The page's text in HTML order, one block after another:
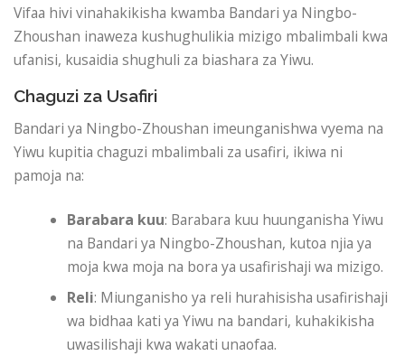
Vifaa hivi vinahakikisha kwamba Bandari ya Ningbo-
Zhoushan inaweza kushughulikia mizigo mbalimbali kwa
ufanisi, kusaidia shughuli za biashara za Yiwu.
Chaguzi za Usafiri
Bandari ya Ningbo-Zhoushan imeunganishwa vyema na
Yiwu kupitia chaguzi mbalimbali za usafiri, ikiwa ni
pamoja na:
Barabara kuu: Barabara kuu huunganisha Yiwu
na Bandari ya Ningbo-Zhoushan, kutoa njia ya
moja kwa moja na bora ya usafirishaji wa mizigo.
Reli: Miunganisho ya reli hurahisisha usafirishaji
wa bidhaa kati ya Yiwu na bandari, kuhakikisha
uwasilishaji kwa wakati unaofaa.